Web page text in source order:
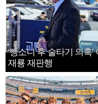
‘뺑소니 후 술타기 의혹’
재룡 재판행